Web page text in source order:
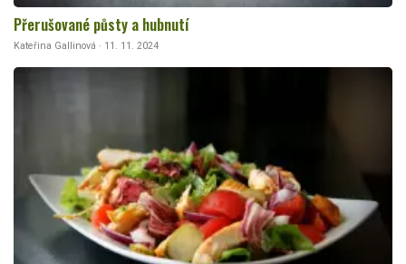
Přerušované půsty a hubnutí
Kateřina Gallinová · 11. 11. 2024